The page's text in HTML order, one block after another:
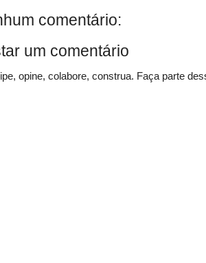
comentário:
um comentário
opine, colabore, construa. Faça parte